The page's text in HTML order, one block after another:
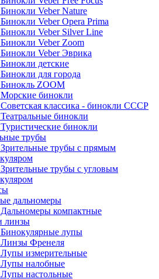
Veber Nature
Veber Opera Prima
Veber Silver Line
Veber Zoom
Veber Эврика
детские
для города
ZOOM
бинокли
классика - бинокли СССР
бинокли
бинокли
трубы
трубы с прямым
трубы с угловым
дальномеры
компактные
линзы
лупы
Френеля
измерительные
налобные
настольные